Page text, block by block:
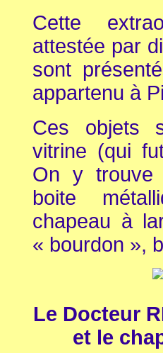
Cette
attestée par
sont
appartenu à
Ces objets
vitrine (qui
On y trouve
boite
chapeau à
« bourdon »,
Le Docteur
et le